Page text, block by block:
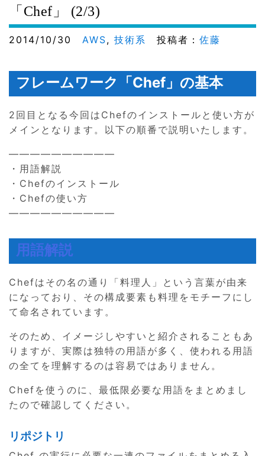
「Chef」 (2/3)
2014/10/30 AWS, 技術系 投稿者： 佐藤
フレームワーク「Chef」の基本
2回目となる今回はChefのインストールと使い方が
メインとなります。以下の順番で説明いたします。
——————————
・用語解説
・Chefのインストール
・Chefの使い方
——————————
用語解説
Chefはその名の通り「料理人」という言葉が由来
になっており、その構成要素も料理をモチーフにし
て命名されています。
そのため、イメージしやすいと紹介されることもあ
りますが、実際は独特の用語が多く、使われる用語
の全てを理解するのは容易ではありません。
Chefを使うのに、最低限必要な用語をまとめまし
たので確認してください。
リポジトリ